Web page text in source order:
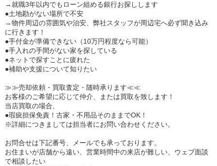
→就職3年以内でもローン組める銀行お探しします
●土地勘がない場所で不安
→物件周辺の雰囲気や治安、弊社スタッフが周辺宅へ必ず聞き込み
に行きます！
●手付金が準備できない（10万円程度なら可能）
●手入れの手間がない家を探している
●ネットで探すことに疲れた
●補助や支援について知りたい
≫≫売却依頼・買取査定・随時承ります≪≪
お客様のご希望に応じて仲介、または買取を致します！
当店買取の場合、
●瑕疵担保免責！古家・不用品そのままでOK！
※詳細につきましては担当者にお問い合わせください。
お問合せは下記番号、メールでも承っております。
お住まいが店舗から遠い、営業時間中の来店が難しい、ウェブ面談
で相談したい